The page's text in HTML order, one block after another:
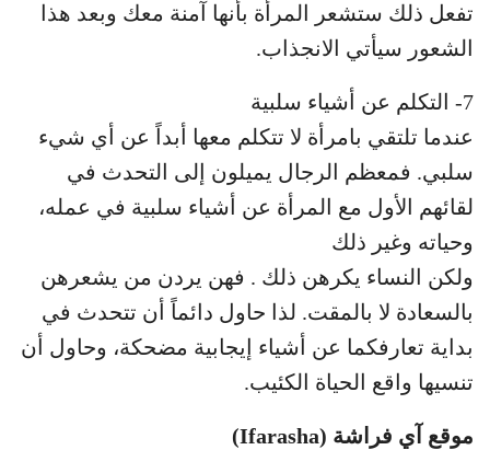
تفعل ذلك ستشعر المرأة بأنها آمنة معك وبعد هذا
الشعور سيأتي الانجذاب.
7- التكلم عن أشياء سلبية
عندما تلتقي بامرأة لا تتكلم معها أبداً عن أي شيء
سلبي. فمعظم الرجال يميلون إلى التحدث في
لقائهم الأول مع المرأة عن أشياء سلبية في عمله،
وحياته وغير ذلك
ولكن النساء يكرهن ذلك . فهن يردن من يشعرهن
بالسعادة لا بالمقت. لذا حاول دائماً أن تتحدث في
بداية تعارفكما عن أشياء إيجابية مضحكة، وحاول أن
تنسيها واقع الحياة الكئيب.
موقع آي فراشة (Ifarasha)